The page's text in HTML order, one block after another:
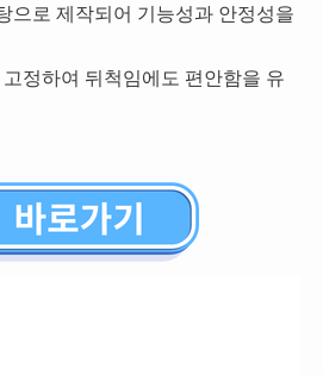
으로 제작되어 기능성과 안정성을
정하여 뒤척임에도 편안함을 유